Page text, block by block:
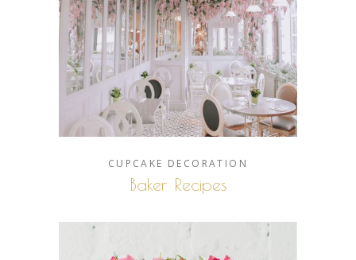
CUPCAKE DECORATION
Baker Recipes